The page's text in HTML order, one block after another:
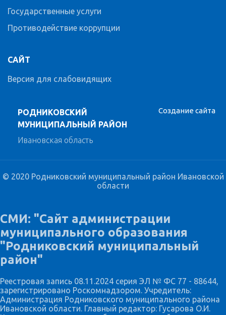
РОДНИКОВСКИЙ
МУНИЦИПАЛЬНЫЙ РАЙОН
Ивановская область
Государственные услуги
Противодействие коррупции
САЙТ
Версия для слабовидящих
Создание сайта
© 2020 Родниковский муниципальный район Ивановской
области
СМИ: "Сайт администрации
муниципального образования
"Родниковский муниципальный
район"
Реестровая запись 08.11.2024 серия ЭЛ № ФС 77 - 88644,
зарегистрировано Роскомнадзором. Учредитель:
Администрация Родниковского муниципального района
Ивановской области. Главный редактор: Гусарова О.И.